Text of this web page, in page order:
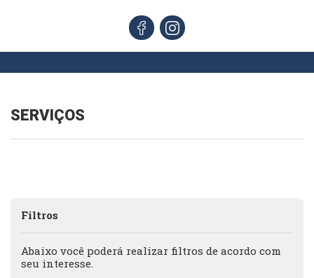
SERVIÇOS
Filtros
Abaixo você poderá realizar filtros de acordo com
seu interesse.